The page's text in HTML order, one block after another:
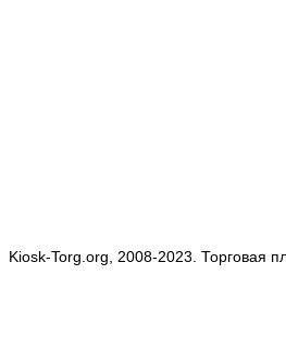
Kiosk-Torg.org, 2008-2023. Торговая